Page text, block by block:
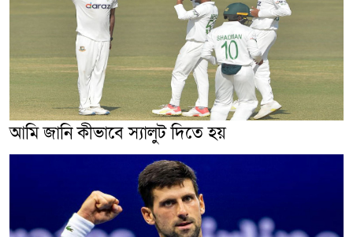
আমি জানি কীভাবে স্যালুট দিতে হয়